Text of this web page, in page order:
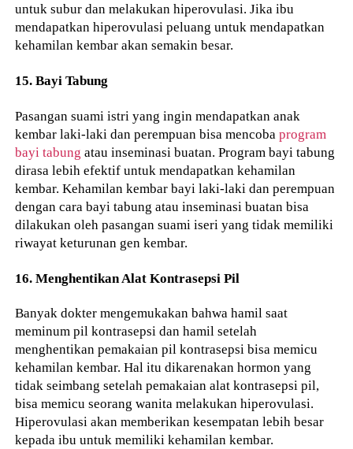
untuk subur dan melakukan hiperovulasi. Jika ibu
mendapatkan hiperovulasi peluang untuk mendapatkan
kehamilan kembar akan semakin besar.
15. Bayi Tabung
Pasangan suami istri yang ingin mendapatkan anak
kembar laki-laki dan perempuan bisa mencobaprogram
bayi tabung atau inseminasi buatan. Program bayi tabung
dirasa lebih efektif untuk mendapatkan kehamilan
kembar. Kehamilan kembar bayi laki-laki dan perempuan
dengan cara bayi tabung atau inseminasi buatan bisa
dilakukan oleh pasangan suami iseri yang tidak memiliki
riwayat keturunan gen kembar.
16. Menghentikan Alat Kontrasepsi Pil
Banyak dokter mengemukakan bahwa hamil saat
meminum pil kontrasepsi dan hamil setelah
menghentikan pemakaian pil kontrasepsi bisa memicu
kehamilan kembar. Hal itu dikarenakan hormon yang
tidak seimbang setelah pemakaian alat kontrasepsi pil,
bisa memicu seorang wanita melakukan hiperovulasi.
Hiperovulasi akan memberikan kesempatan lebih besar
kepada ibu untuk memiliki kehamilan kembar.